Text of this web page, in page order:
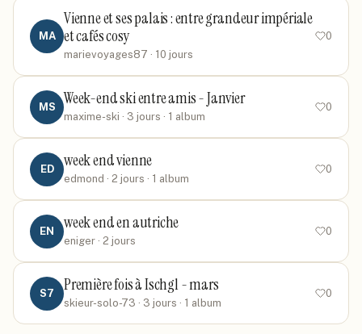
MA
Vienne et ses palais : entre grandeur impériale
et cafés cosy
marievoyages87 · 10 jours
0
MS Week-end ski entre amis - Janvier
maxime-ski · 3 jours · 1 album
0
ED week end vienne
edmond · 2 jours · 1 album
0
EN week end en autriche
eniger · 2 jours
0
S7 Première fois à Ischgl - mars
skieur-solo-73 · 3 jours · 1 album
0